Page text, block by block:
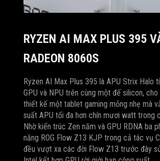
RYZEN AI MAX PLUS 395
RADEON 8060S
Ryzen AI Max Plus 395 là APU Strix Halo
GPU và NPU trên cùng một đế silicon, cho
thiết kế một tablet gaming mỏng nhẹ mà
suất APU tối đa hơn chín mươi watt trong
Nhờ kiến trúc Zen năm và GPU RDNA ba
năng ROG Flow Z13 KJP trong cả tác vụ
đều vượt xa các đời Flow Z13 trước đây